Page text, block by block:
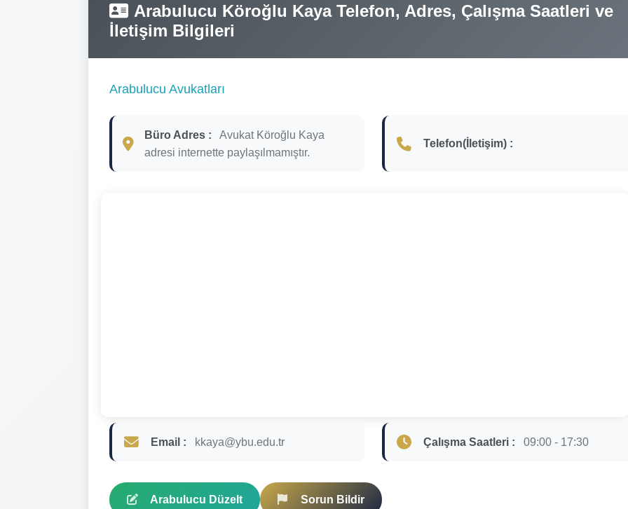
Arabulucu Köroğlu Kaya Telefon, Adres, Çalışma Saatleri ve
İletişim Bilgileri
Arabulucu Avukatları
Büro Adres :
Avukat Köroğlu Kaya
adresi internette paylaşılmamıştır.
Telefon(İletişim) :
Email : kkaya@ybu.edu.tr Çalışma Saatleri : 09:00 - 17:30
Arabulucu Düzelt Sorun Bildir